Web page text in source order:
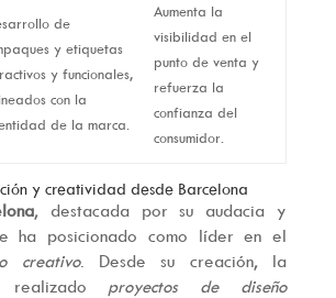
de
y etiquetas
y funcionales,
con la
de la marca.
Aumenta la
visibilidad en el
punto de venta y
refuerza la
confianza del
consumidor.
y creatividad desde Barcelona
, destacada por su audacia y
ha posicionado como líder en el
creativo. Desde su creación, la
realizado proyectos de diseño